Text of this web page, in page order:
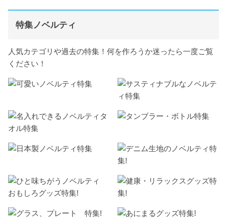
特集ノベルティ
人気カテゴリや過去の特集！何を作ろうか迷ったら一度ご覧
ください！